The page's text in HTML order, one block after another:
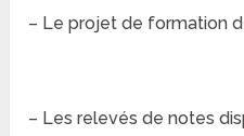
– Le projet de formation
– Les relevés de notes